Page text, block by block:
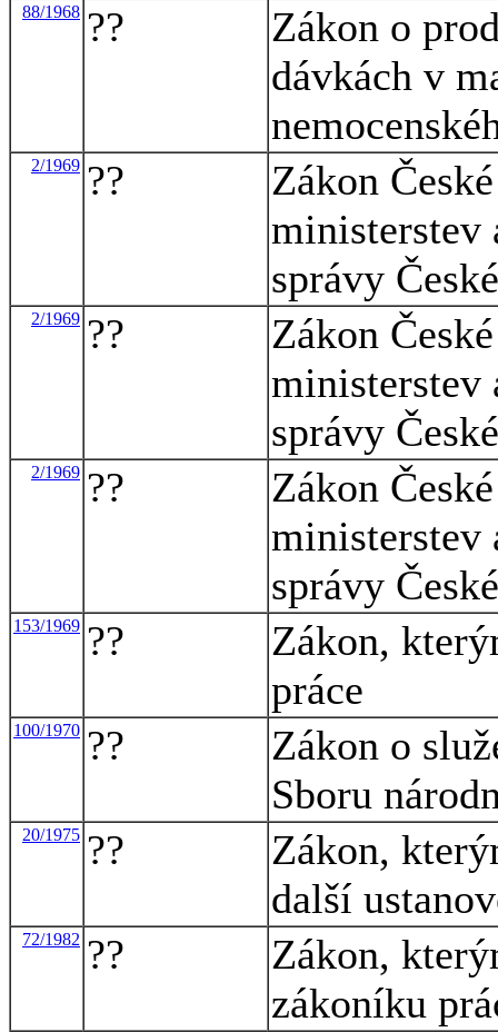
88/1968 ??
Zákon o
dávkách v
2/1969 ??
Zákon
ministerstev
správy
2/1969 ??
Zákon
ministerstev
správy
2/1969 ??
Zákon
ministerstev
správy
153/1969 ??
Zákon,
práce
100/1970 ??
Zákon o
Sboru
20/1975 ??
Zákon,
další
72/1982 ??
Zákon,
zákoníku